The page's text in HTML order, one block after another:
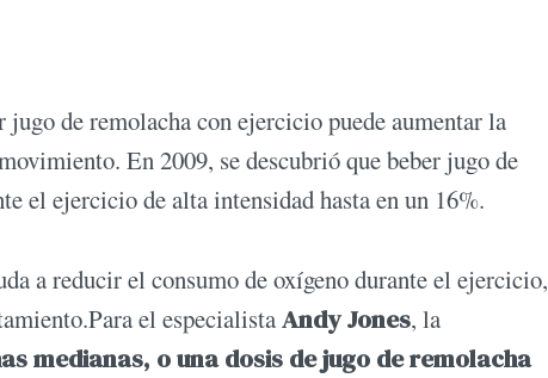
de remolacha con ejercicio puede aumentar la
En 2009, se descubrió que beber jugo de
el ejercicio de alta intensidad hasta en un 16%.
a reducir el consumo de oxígeno durante el ejercicio,
el especialistaAndy Jones, la
medianas, o una dosis de jugo de remolacha